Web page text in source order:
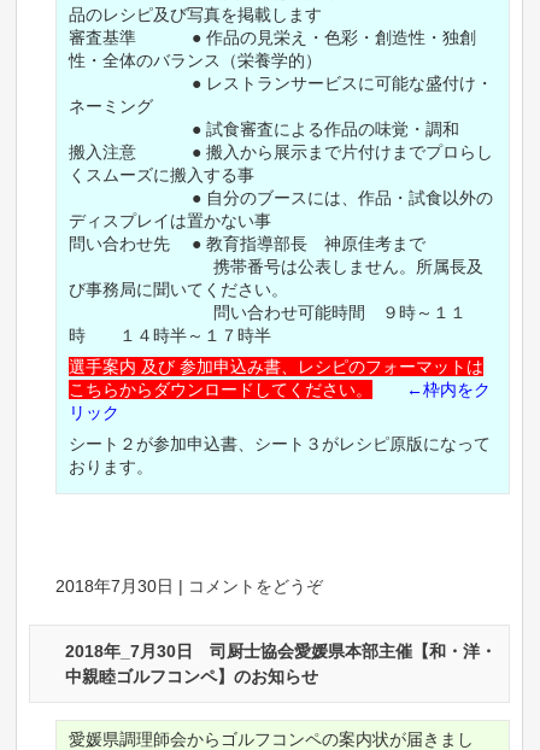
品のレシピ及び写真を掲載します
審査基準 ● 作品の見栄え・色彩・創造性・独創
性・全体のバランス（栄養学的）
● レストランサービスに可能な盛付け・
ネーミング
● 試食審査による作品の味覚・調和
搬入注意 ● 搬入から展示まで片付けまでプロらし
くスムーズに搬入する事
● 自分のブースには、作品・試食以外の
ディスプレイは置かない事
問い合わせ先 ● 教育指導部長 神原佳考まで
携帯番号は公表しません。所属長及
び事務局に聞いてください。
問い合わせ可能時間 ９時～１１
時 １４時半～１７時半
選手案内 及び 参加申込み書、レシピのフォーマットは
こちらからダウンロードしてください。
←枠内をク
リック
シート２が参加申込書、シート３がレシピ原版になって
おります。
2018年7月30日 | コメントをどうぞ
2018年_7月30日 司厨士協会愛媛県本部主催【和・洋・
中親睦ゴルフコンペ】のお知らせ
愛媛県調理師会からゴルフコンペの案内状が届きまし